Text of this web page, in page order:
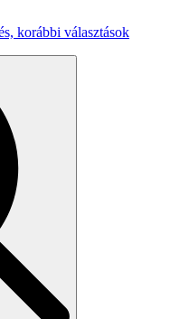
korábbi választások